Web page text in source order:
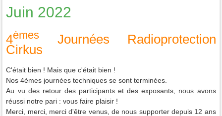
Juin 2022
4èmes Journées Radioprotection
Cirkus
C'était bien ! Mais que c'était bien !
Nos 4èmes journées techniques se sont terminées.
Au vu des retour des participants et des exposants, nous avons
réussi notre pari : vous faire plaisir !
Merci, merci, merci d'être venus, de nous supporter depuis 12 ans